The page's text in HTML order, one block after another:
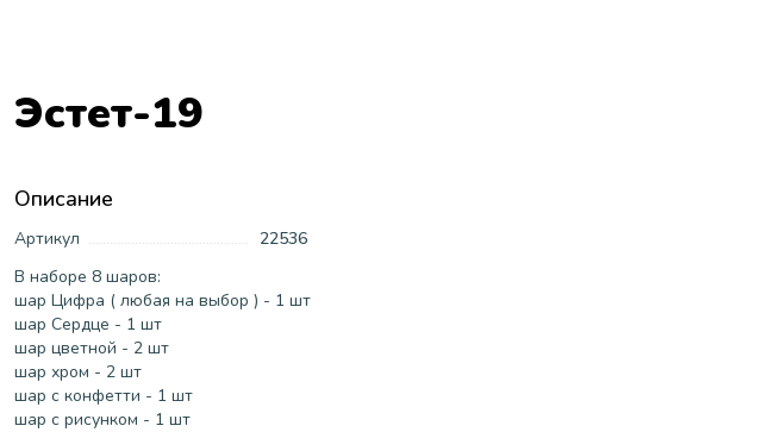
Эстет-19
Описание
Артикул
22536
В наборе 8 шаров:
шар Цифра ( любая на выбор ) - 1 шт
шар Сердце - 1 шт
шар цветной - 2 шт
шар хром - 2 шт
шар с конфетти - 1 шт
шар с рисунком - 1 шт